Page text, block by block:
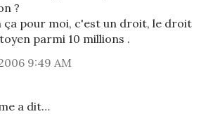
?
ça pour moi, c'est un droit, le droit
parmi 10 millions .
9:49 AM
a dit…